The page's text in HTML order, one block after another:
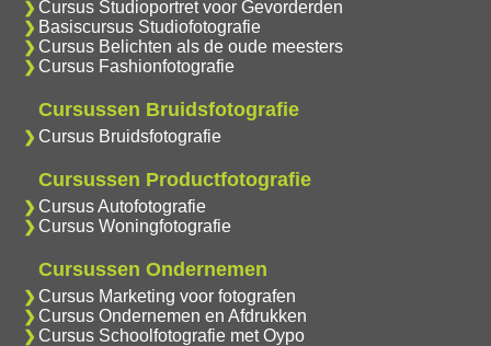
Cursus Studioportret voor Gevorderden
Basiscursus Studiofotografie
Cursus Belichten als de oude meesters
Cursus Fashionfotografie
Cursussen Bruidsfotografie
Cursus Bruidsfotografie
Cursussen Productfotografie
Cursus Autofotografie
Cursus Woningfotografie
Cursussen Ondernemen
Cursus Marketing voor fotografen
Cursus Ondernemen en Afdrukken
Cursus Schoolfotografie met Oypo